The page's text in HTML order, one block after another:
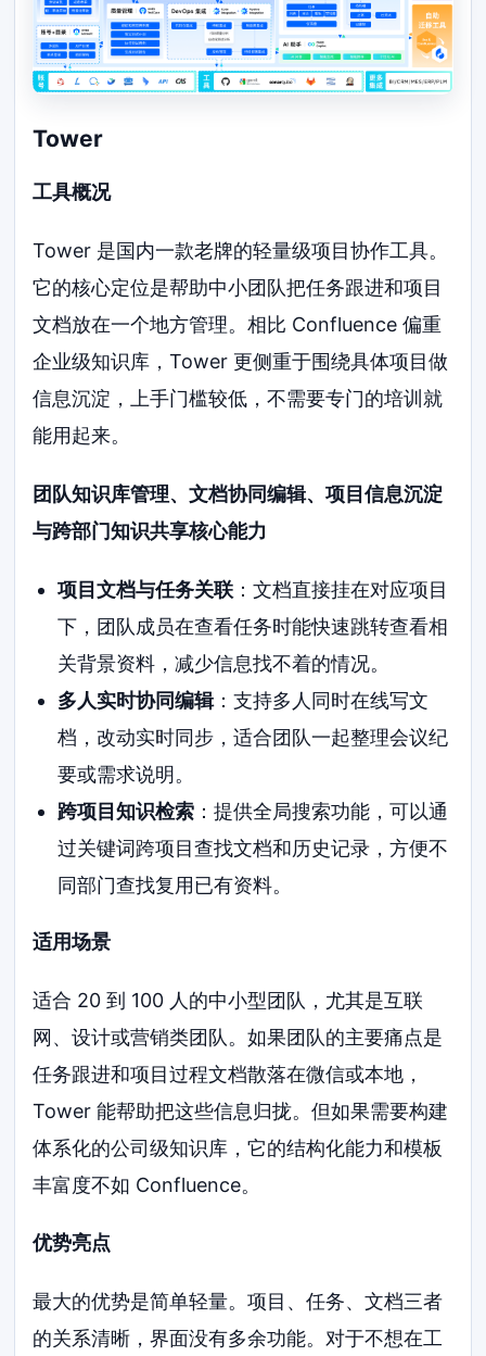
Tower
工具概况
Tower 是国内一款老牌的轻量级项目协作工具。
它的核心定位是帮助中小团队把任务跟进和项目
文档放在一个地方管理。相比 Confluence 偏重
企业级知识库，Tower 更侧重于围绕具体项目做
信息沉淀，上手门槛较低，不需要专门的培训就
能用起来。
团队知识库管理、文档协同编辑、项目信息沉淀
与跨部门知识共享核心能力
项目文档与任务关联：文档直接挂在对应项目
下，团队成员在查看任务时能快速跳转查看相
关背景资料，减少信息找不着的情况。
多人实时协同编辑：支持多人同时在线写文
档，改动实时同步，适合团队一起整理会议纪
要或需求说明。
跨项目知识检索：提供全局搜索功能，可以通
过关键词跨项目查找文档和历史记录，方便不
同部门查找复用已有资料。
适用场景
适合 20 到 100 人的中小型团队，尤其是互联
网、设计或营销类团队。如果团队的主要痛点是
任务跟进和项目过程文档散落在微信或本地，
Tower 能帮助把这些信息归拢。但如果需要构建
体系化的公司级知识库，它的结构化能力和模板
丰富度不如 Confluence。
优势亮点
最大的优势是简单轻量。项目、任务、文档三者
的关系清晰，界面没有多余功能。对于不想在工